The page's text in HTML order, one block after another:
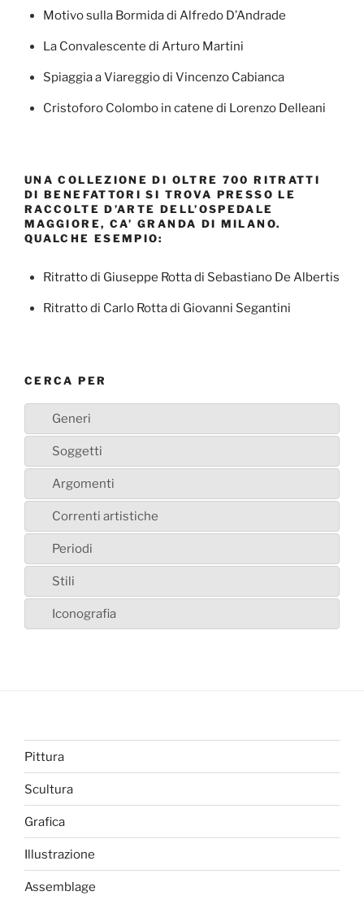
Motivo sulla Bormida di Alfredo D’Andrade
La Convalescente di Arturo Martini
Spiaggia a Viareggio di Vincenzo Cabianca
Cristoforo Colombo in catene di Lorenzo Delleani
UNA COLLEZIONE DI OLTRE 700 RITRATTI
DI BENEFATTORI SI TROVA PRESSO LE
RACCOLTE D’ARTE DELL’OSPEDALE
MAGGIORE, CA’ GRANDA DI MILANO.
QUALCHE ESEMPIO:
Ritratto di Giuseppe Rotta di Sebastiano De Albertis
Ritratto di Carlo Rotta di Giovanni Segantini
CERCA PER
Generi
Soggetti
Argomenti
Correnti artistiche
Periodi
Stili
Iconografia
Pittura
Scultura
Grafica
Illustrazione
Assemblage